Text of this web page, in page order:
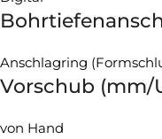
Anschlagring
Vorschub (mm/
von Hand